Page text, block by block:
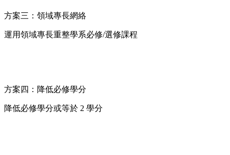
方案三：領域專長網絡
運用領域專長重整學系必修/選修課程
方案四：降低必修學分
降低必修學分或等於 2 學分